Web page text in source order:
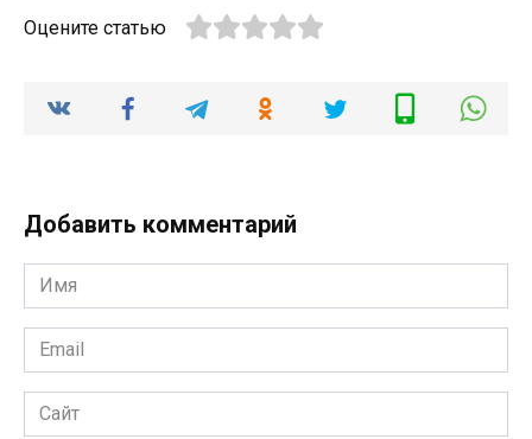
Оцените статью
Добавить комментарий
Имя
Email
Сайт